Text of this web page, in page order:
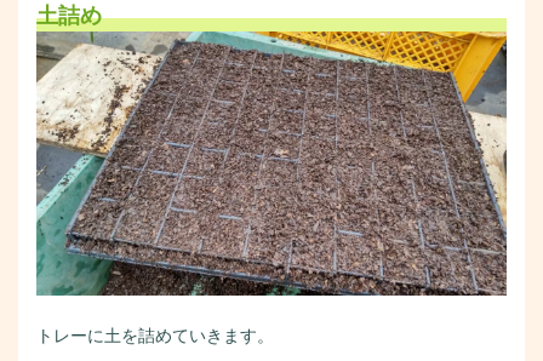
土詰め
トレーに土を詰めていきます。